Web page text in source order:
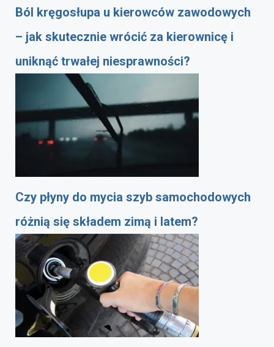
Ból kręgosłupa u kierowców zawodowych
– jak skutecznie wrócić za kierownicę i
uniknąć trwałej niesprawności?
Czy płyny do mycia szyb samochodowych
różnią się składem zimą i latem?